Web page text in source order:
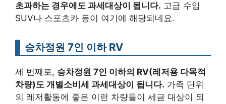
초과하는 경우에도 과세대상이 됩니다. 고급 수입
SUV나 스포츠카 등이 여기에 해당되네요.
승차정원 7인 이하 RV
세 번째로, 승차정원 7인 이하의 RV(레저용 다목적
차량)도 개별소비세 과세대상이 됩니다. 가족 단위
의 레저활동에 좋은 이런 차량들이 세금 대상이 되